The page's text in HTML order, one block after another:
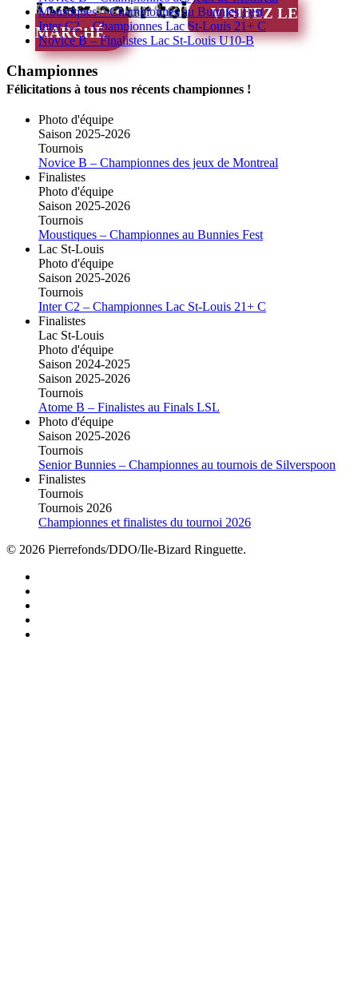
Lynx pour toi
VISITEZ LE
MARCHÉ
Moustiques – Championnes au Bunnies Fest
Inter C2 – Championnes Lac St-Louis 21+ C
Novice B – Finalistes Lac St-Louis U10-B
Championnes
Félicitations à tous nos récents championnes !
Photo d'équipe
Saison 2025-2026
Tournois
Novice B – Championnes des jeux de Montreal
Finalistes
Photo d'équipe
Saison 2025-2026
Tournois
Moustiques – Championnes au Bunnies Fest
Lac St-Louis
Photo d'équipe
Saison 2025-2026
Tournois
Inter C2 – Championnes Lac St-Louis 21+ C
Finalistes
Lac St-Louis
Photo d'équipe
Saison 2024-2025
Saison 2025-2026
Tournois
Atome B – Finalistes au Finals LSL
Photo d'équipe
Saison 2025-2026
Tournois
Senior Bunnies – Championnes au tournois de Silverspoon
Finalistes
Tournois
Tournois 2026
Championnes et finalistes du tournoi 2026
© 2026 Pierrefonds/DDO/Ile-Bizard Ringuette.